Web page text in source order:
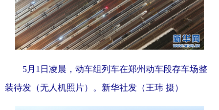
5月1日凌晨，动车组列车在郑州动车段存车场整
装待发（无人机照片）。新华社发（王玮 摄）